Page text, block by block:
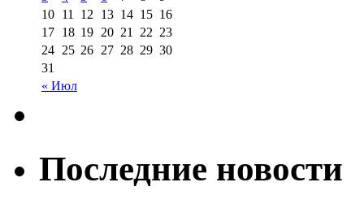
« Июл
10 11 12 13 14 15 16
17 18 19 20 21 22 23
24 25 26 27 28 29 30
31
Последние новости